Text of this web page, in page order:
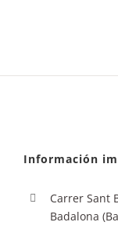
Información
Carrer Sant
Badalona